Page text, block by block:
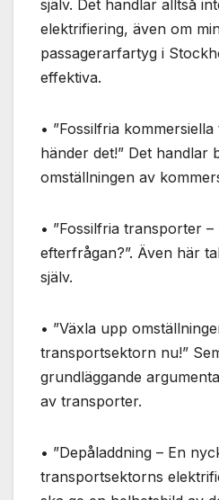
själv. Det handlar alltså
elektrifiering, även om
passagerarfartyg i
effektiva.
• ”Fossilfria
händer det!” Det handlar
omställningen av
• ”Fossilfria transporter
efterfrågan?”. Även här
själv.
• ”Växla upp
transportsektorn nu!”
grundläggande
av transporter.
• ”Depåladdning – En
transportsektorns